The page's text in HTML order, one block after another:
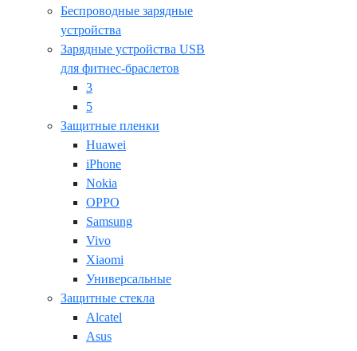
Беспроводные зарядные
устройства
Зарядные устройства USB
для фитнес-браслетов
3
5
Защитные пленки
Huawei
iPhone
Nokia
OPPO
Samsung
Vivo
Xiaomi
Универсальные
Защитные стекла
Alcatel
Asus